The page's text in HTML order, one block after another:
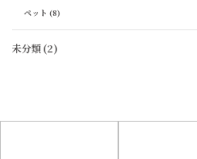
ペット (8)
未分類 (2)